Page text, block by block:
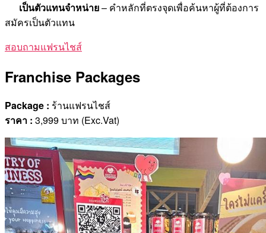
เป็นตัวแทนจำหน่าย– คำหลักที่ตรงจุดเพื่อค้นหาผู้ที่ต้องการ
สมัครเป็นตัวแทน
สอบถามแฟรนไชส์
Franchise Packages
Package : ร้านแฟรนไชส์
ราคา : 3,999 บาท (Exc.Vat)